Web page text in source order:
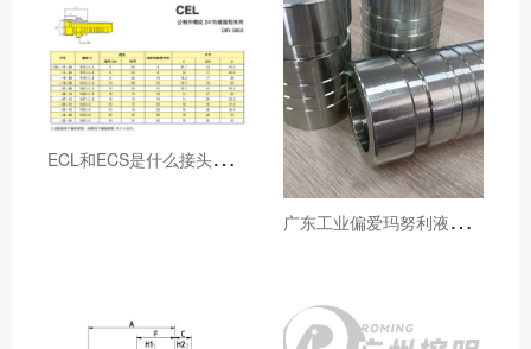
E
CL和ECS是什么接头，用于什么胶管或管件
广
东工业偏爱玛努利液压产品的五大原因（代理深度分析）